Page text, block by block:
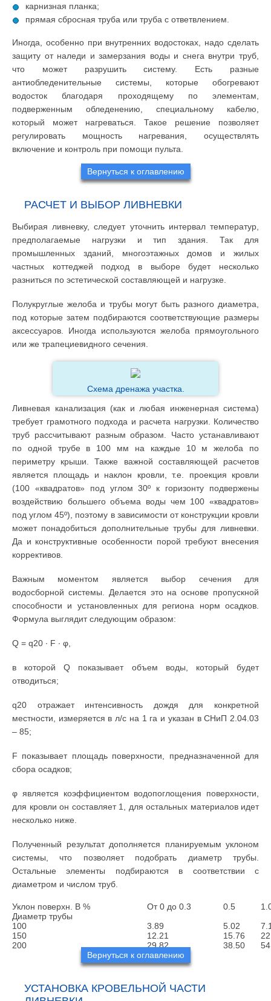
карнизная планка;
прямая сбросная труба или труба с ответвлением.
Иногда, особенно при внутренних водостоках, надо сделать
защиту от наледи и замерзания воды и снега внутри труб,
что может разрушить систему. Есть разные
антиобледенительные системы, которые обогревают
водосток благодаря проходящему по элементам,
подверженным обледенению, специальному кабелю,
который может нагреваться. Такое решение позволяет
регулировать мощность нагревания, осуществлять
включение и контроль при помощи пульта.
Вернуться к оглавлению
РАСЧЕТ И ВЫБОР ЛИВНЕВКИ
Выбирая ливневку, следует уточнить интервал температур,
предполагаемые нагрузки и тип здания. Так для
промышленных зданий, многоэтажных домов и жилых
частных коттеджей подход в выборе будет несколько
разниться по эстетической составляющей и нагрузке.
Полукруглые желоба и трубы могут быть разного диаметра,
под которые затем подбираются соответствующие размеры
аксессуаров. Иногда используются желоба прямоугольного
или же трапециевидного сечения.
Схема дренажа участка.
Ливневая канализация (как и любая инженерная система)
требует грамотного подхода и расчета нагрузки. Количество
труб рассчитывают разным образом. Часто устанавливают
по одной трубе в 100 мм на каждые 10 м желоба по
периметру крыши. Также важной составляющей расчетов
является площадь и наклон кровли, т.е. проекция кровли
(100 «квадратов» под углом 30º к горизонту подвержены
воздействию большего объема воды чем 100 «квадратов»
под углом 45º), поэтому в зависимости от конструкции кровли
может понадобиться дополнительные трубы для ливневки.
Да и конструктивные особенности порой требуют внесения
коррективов.
Важным моментом является выбор сечения для
водосборной системы. Делается это на основе пропускной
способности и установленных для региона норм осадков.
Формула выглядит следующим образом:
Q = q20 ∙ F ∙ φ,
в которой Q показывает объем воды, который будет
отводиться;
q20 отражает интенсивность дождя для конкретной
местности, измеряется в л/с на 1 га и указан в СНиП 2.04.03
– 85;
F показывает площадь поверхности, предназначенной для
сбора осадков;
φ является коэффициентом водопоглощения поверхности,
для кровли он составляет 1, для остальных материалов идет
несколько ниже.
Полученный результат дополняется планируемым уклоном
системы, что позволяет подобрать диаметр трубы.
Остальные элементы подбираются в соответствии с
диаметром и числом труб.
Уклон поверхн. В % От 0 до 0.3 0.5
Диаметр трубы
100
3.89 5.02
150
12.21 15.76
200
29.82 38.50
Вернуться к оглавлению
УСТАНОВКА КРОВЕЛЬНОЙ ЧАСТИ